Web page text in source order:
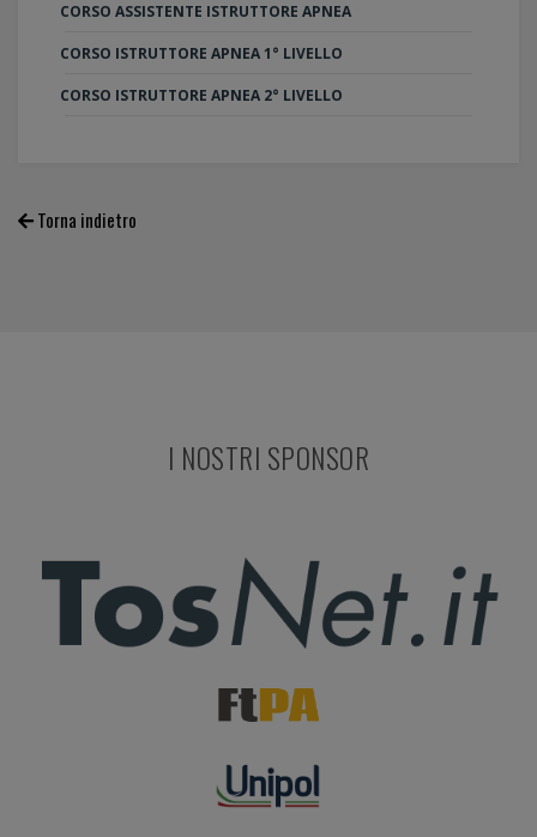
CORSO ASSISTENTE ISTRUTTORE APNEA
CORSO ISTRUTTORE APNEA 1° LIVELLO
CORSO ISTRUTTORE APNEA 2° LIVELLO
Torna indietro
I NOSTRI SPONSOR